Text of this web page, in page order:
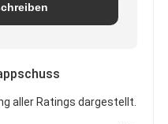
aller Ratings dargestellt.